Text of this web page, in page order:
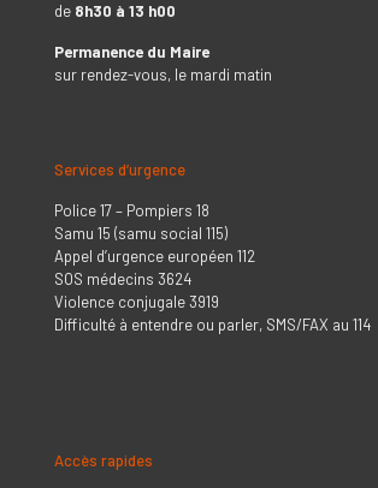
de 8h30 à 13 h00
Permanence du Maire
sur rendez-vous, le mardi matin
Services d’urgence
Police 17 – Pompiers 18
Samu 15 (samu social 115)
Appel d’urgence européen 112
SOS médecins 3624
Violence conjugale 3919
Difficulté à entendre ou parler, SMS/FAX au 114
Accès rapides